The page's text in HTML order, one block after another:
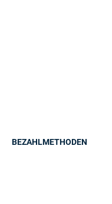
BEZAHLMETHODEN